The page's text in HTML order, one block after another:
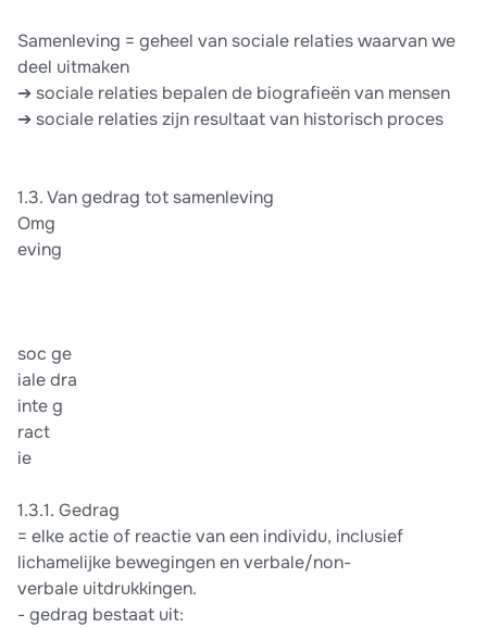
Samenleving = geheel van sociale relaties waarvan we
deel uitmaken
➔ sociale relaties bepalen de biografieën van mensen
➔ sociale relaties zijn resultaat van historisch proces
1.3. Van gedrag tot samenleving
Omg
eving
soc ge
iale dra
inte g
ract
ie
1.3.1. Gedrag
= elke actie of reactie van een individu, inclusief
lichamelijke bewegingen en verbale/non-
verbale uitdrukkingen.
- gedrag bestaat uit: